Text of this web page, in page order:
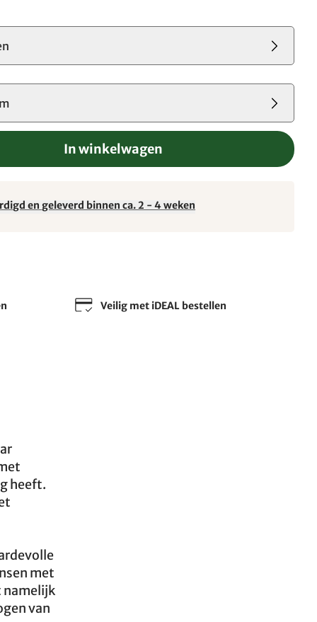
In winkelwagen
en geleverd binnen ca. 2 - 4 weken
Veilig met iDEAL bestellen
heeft.
met
namelijk
van